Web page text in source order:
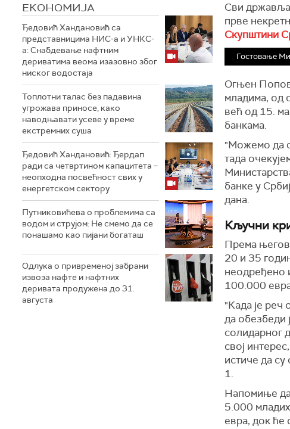
ЕКОНОМИЈА
Ђедовић Хандановић са
представницима НИС-а и УНКС-
а: Снабдевање нафтним
дериватима веома изазовно због
ниског водостаја
Топлотни талас без падавина
угрожава приносе, како
наводњавати усеве у време
екстремних суша
Ђедовић Хандановић: Ђердап
ради са четвртином капацитета –
неопходна посвећност свих у
енергетском сектору
Путниковићева о проблемима са
водом и струјом: Не смемо да се
понашамо као пијани богаташ
Одлука о привременој забрани
извоза нафте и нафтних
деривата продужена до 31.
августа
Сви
прве
Скупштини
Гостовање
Огњен
младима, од
већ од 15.
банкама.
"Можемо да
тада
банке у
дана.
Кључни
Према
20 и 35
неодређено
100.000
"Када је реч
да обезбеди
солидарног
свој
истиче да
1.
Напомиње да
5.000
евра, док ће